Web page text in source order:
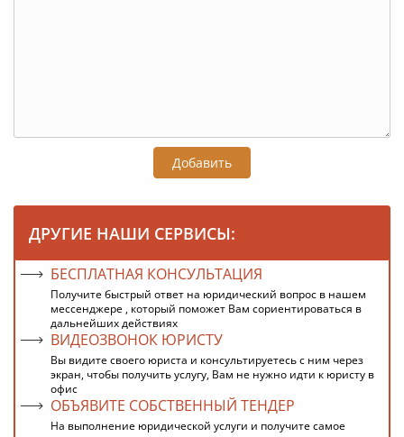
Добавить
ДРУГИЕ НАШИ СЕРВИСЫ:
БЕСПЛАТНАЯ КОНСУЛЬТАЦИЯ
Получите быстрый ответ на юридический вопрос в нашем
мессенджере , который поможет Вам сориентироваться в
дальнейших действиях
ВИДЕОЗВОНОК ЮРИСТУ
Вы видите своего юриста и консультируетесь с ним через
экран, чтобы получить услугу, Вам не нужно идти к юристу в
офис
ОБЪЯВИТЕ СОБСТВЕННЫЙ ТЕНДЕР
На выполнение юридической услуги и получите самое